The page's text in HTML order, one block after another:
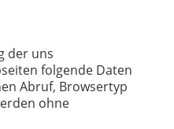
der uns
folgende Daten
Abruf, Browsertyp
ohne